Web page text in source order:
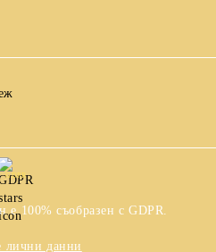
GDPR
е 100% съобразен с GDPR.
лични данни